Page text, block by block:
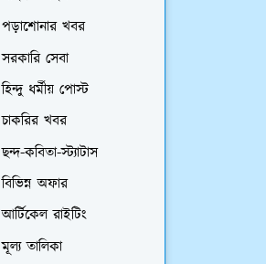
পড়াশোনার খবর
সরকারি সেবা
হিন্দু ধর্মীয় পোস্ট
চাকরির খবর
ছন্দ-কবিতা-স্ট্যাটাস
বিভিন্ন অফার
আর্টিকেল রাইটিং
মূল্য তালিকা